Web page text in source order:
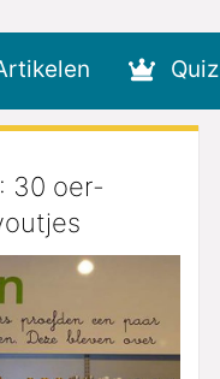
Quiz
30 oer-